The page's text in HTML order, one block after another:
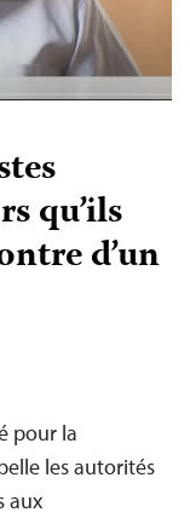
qu’ils
d’un
pour la
les autorités
aux